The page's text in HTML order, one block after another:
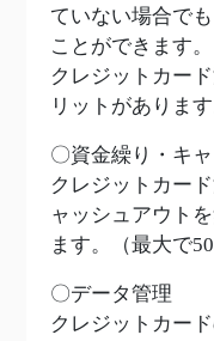
ていない場合で
ことができます。
クレジットカー
リットがあります
〇資金繰り・キ
クレジットカー
ャッシュアウト
ます。（最大で50
〇データ管理
クレジットカー